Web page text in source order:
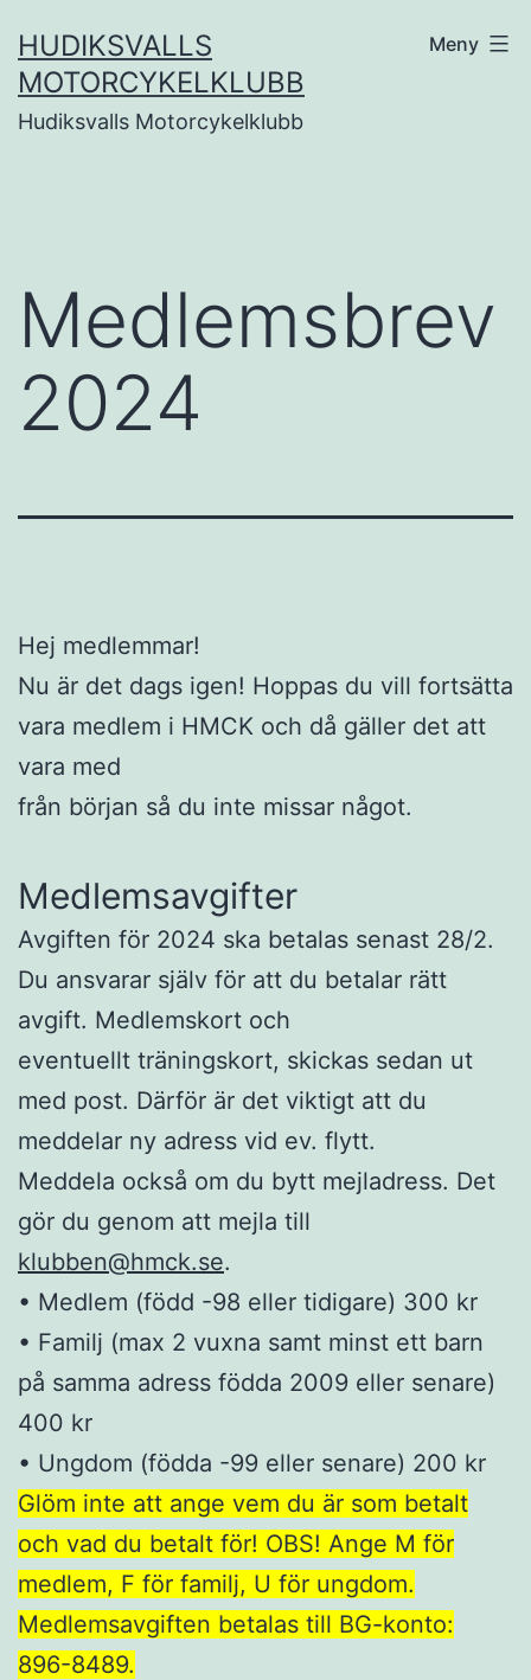
till
innehåll
HUDIKSVALLS
MOTORCYKELKLUBB
Hudiksvalls Motorcykelklubb
Meny
Medlemsbrev
2024
Hej medlemmar!
Nu är det dags igen! Hoppas du vill fortsätta
vara medlem i HMCK och då gäller det att
vara med
från början så du inte missar något.
Medlemsavgifter
Avgiften för 2024 ska betalas senast 28/2.
Du ansvarar själv för att du betalar rätt
avgift. Medlemskort och
eventuellt träningskort, skickas sedan ut
med post. Därför är det viktigt att du
meddelar ny adress vid ev. flytt.
Meddela också om du bytt mejladress. Det
gör du genom att mejla till
klubben@hmck.se.
• Medlem (född -98 eller tidigare) 300 kr
• Familj (max 2 vuxna samt minst ett barn
på samma adress födda 2009 eller senare)
400 kr
• Ungdom (födda -99 eller senare) 200 kr
Glöm inte att ange vem du är som betalt
och vad du betalt för! OBS! Ange M för
medlem, F för familj, U för ungdom.
Medlemsavgiften betalas till BG-konto:
896-8489.